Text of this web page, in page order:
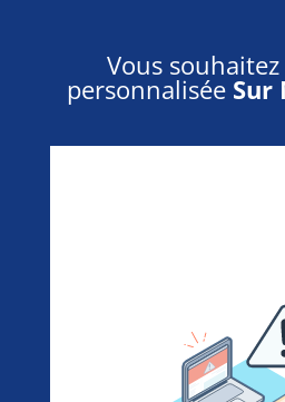
Vous
personnalisée Sur